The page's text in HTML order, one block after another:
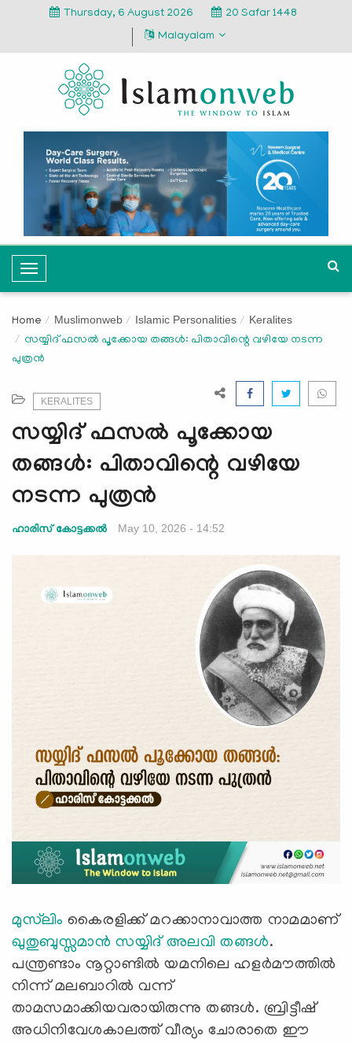
Thursday, 6 August 2026
20 Safar 1448
Malayalam
T
o
g
l
e
v
i
g
t
o
n
Home Muslimonweb Islamic Personalities Keralites
സയ്യിദ് ഫസൽ പൂക്കോയ തങ്ങൾ: പിതാവിന്റെ വഴിയേ നടന്ന
പുത്രന്‍
KERALITES
സയ്യിദ് ഫസൽ പൂക്കോയ
തങ്ങൾ: പിതാവിന്റെ വഴിയേ
നടന്ന പുത്രന്‍
ഹാരിസ് കോട്ടക്കൽ May 10, 2026 - 14:52
മുസ്‍ലിം കൈരളിക്ക് മറക്കാനാവാത്ത നാമമാണ്
ഖുതുബുസ്സമാൻ സയ്യിദ് അലവി തങ്ങൾ.
പന്ത്രണ്ടാം നൂറ്റാണ്ടിൽ യമനിലെ ഹളർമൗത്തിൽ
നിന്ന് മലബാറിൽ വന്ന്
താമസമാക്കിയവരായിരുന്നു തങ്ങൾ. ബ്രിട്ടീഷ്
അധിനിവേശകാലത്ത് വീര്യം ചോരാതെ ഈ